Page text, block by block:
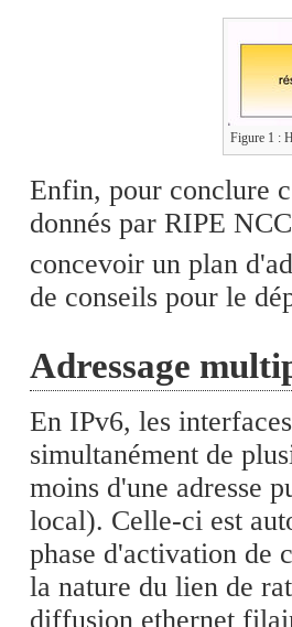
Figure 1 :
Enfin, pour conclure
donnés par RIPE
concevoir un plan
de conseils pour le
Adressage
En IPv6, les
simultanément de
moins d'une adresse
local). Celle-ci est
phase d'activation de
la nature du lien de
diffusion ethernet